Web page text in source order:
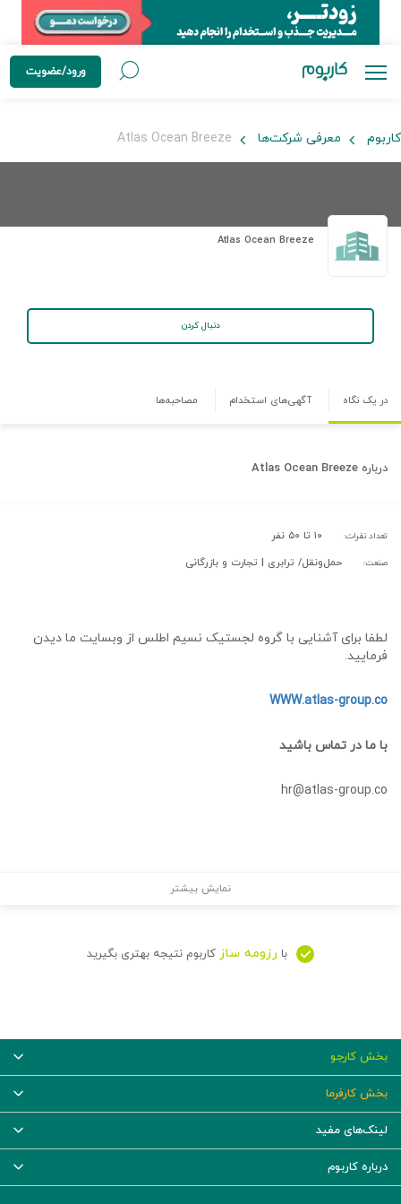
ورود/عضویت
کاربوم معرفی شرکت‌ها
Atlas Ocean Breeze
دنبال کردن
در یک نگاه آگهی‌های استخدام مصاحبه‌ها
درباره Atlas Ocean Breeze
تعداد نفرات: ۱۰ تا ۵۰ نفر
صنعت: حمل‌و‌نقل/ ترابری | تجارت و بازرگانی
لطفا برای آشنایی با گروه لجستیک نسیم اطلس از وبسایت ما دیدن
فرمایید.
WWW.atlas-group.co
با ما در تماس باشید
hr@atlas-group.co
نمایش بیشتر
با رزومه ساز کاربوم نتیجه بهتری بگیرید
بخش کارجو
بخش کارفرما
لینک‌های مفید
درباره کاربوم